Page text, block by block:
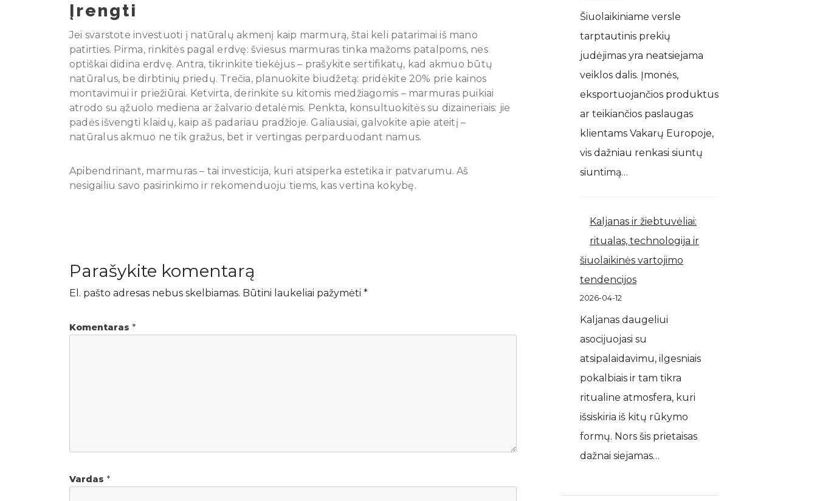
Įrengti
Jei svarstote investuoti į natūralų akmenį kaip marmurą, štai keli patarimai iš mano
patirties. Pirma, rinkitės pagal erdvę: šviesus marmuras tinka mažoms patalpoms, nes
optiškai didina erdvę. Antra, tikrinkite tiekėjus – prašykite sertifikatų, kad akmuo būtų
natūralus, be dirbtinių priedų. Trečia, planuokite biudžetą: pridėkite 20% prie kainos
montavimui ir priežiūrai. Ketvirta, derinkite su kitomis medžiagomis – marmuras puikiai
atrodo su ąžuolo mediena ar žalvario detalėmis. Penkta, konsultuokitės su dizaineriais: jie
padės išvengti klaidų, kaip aš padariau pradžioje. Galiausiai, galvokite apie ateitį –
natūralus akmuo ne tik gražus, bet ir vertingas perparduodant namus.
Apibendrinant, marmuras – tai investicija, kuri atsiperka estetika ir patvarumu. Aš
nesigailiu savo pasirinkimo ir rekomenduoju tiems, kas vertina kokybę.
Parašykite komentarą
El. pašto adresas nebus skelbiamas. Būtini laukeliai pažymėti *
Komentaras *
Vardas *
Šiuolaikiniame versle
tarptautinis prekių
judėjimas yra neatsiejama
veiklos dalis. Įmonės,
eksportuojančios produktus
ar teikiančios paslaugas
klientams Vakarų Europoje,
vis dažniau renkasi siuntų
siuntimą…
Kaljanas ir žiebtuvėliai:
ritualas, technologija ir
šiuolaikinės vartojimo
tendencijos
2026-04-12
Kaljanas daugeliui
asocijuojasi su
atsipalaidavimu, ilgesniais
pokalbiais ir tam tikra
ritualine atmosfera, kuri
išsiskiria iš kitų rūkymo
formų. Nors šis prietaisas
dažnai siejamas…